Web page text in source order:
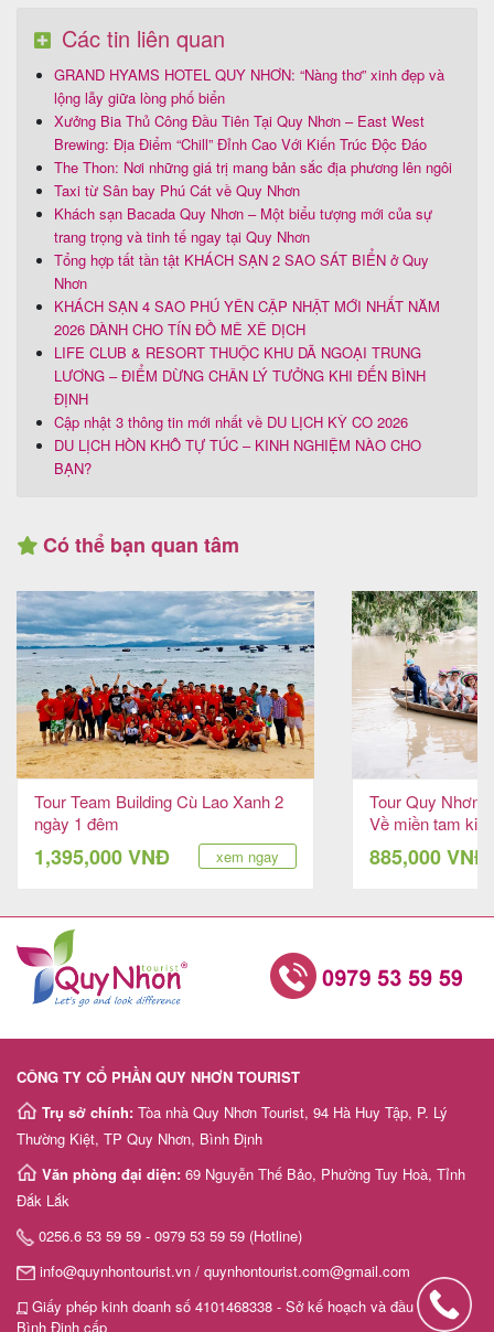
Các tin liên quan
GRAND HYAMS HOTEL QUY NHƠN: “Nàng thơ” xinh đẹp và
lộng lẫy giữa lòng phố biển
Xưởng Bia Thủ Công Đầu Tiên Tại Quy Nhơn – East West
Brewing: Địa Điểm “Chill” Đỉnh Cao Với Kiến Trúc Độc Đáo
The Thon: Nơi những giá trị mang bản sắc địa phương lên ngôi
Taxi từ Sân bay Phú Cát về Quy Nhơn
Khách sạn Bacada Quy Nhơn – Một biểu tượng mới của sự
trang trọng và tinh tế ngay tại Quy Nhơn
Tổng hợp tất tần tật KHÁCH SẠN 2 SAO SÁT BIỂN ở Quy
Nhơn
KHÁCH SẠN 4 SAO PHÚ YÊN CẬP NHẬT MỚI NHẤT NĂM
2026 DÀNH CHO TÍN ĐỒ MÊ XÊ DỊCH
LIFE CLUB & RESORT THUỘC KHU DÃ NGOẠI TRUNG
LƯƠNG – ĐIỂM DỪNG CHÂN LÝ TƯỞNG KHI ĐẾN BÌNH
ĐỊNH
Cập nhật 3 thông tin mới nhất về DU LỊCH KỲ CO 2026
DU LỊCH HÒN KHÔ TỰ TÚC – KINH NGHIỆM NÀO CHO
BẠN?
Có thể bạn quan tâm
Tour Team Building Cù Lao Xanh 2
ngày 1 đêm
1,395,000 VNĐ xem ngay
Tour Quy Nhơn
Về miền tam
885,000 VNĐ
CÔNG TY CỔ PHẦN QUY NHƠN TOURIST
Trụ sở chính: Tòa nhà Quy Nhơn Tourist, 94 Hà Huy Tập, P. Lý
Thường Kiệt, TP Quy Nhơn, Bình Định
Văn phòng đại diện: 69 Nguyễn Thế Bảo, Phường Tuy Hoà, Tỉnh
Đắk Lắk
0256.6 53 59 59 - 0979 53 59 59 (Hotline)
info@quynhontourist.vn / quynhontourist.com@gmail.com
Giấy phép kinh doanh số 4101468338 - Sở kế hoạch và đầu tư tỉnh
Bình Định cấp